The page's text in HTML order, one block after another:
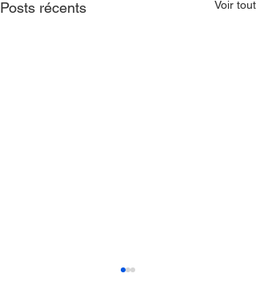
Posts récents Voir tout